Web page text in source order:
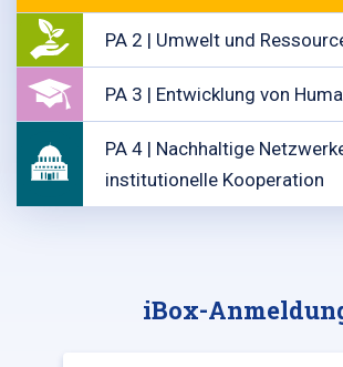
PA 2 | Umwelt und
PA 3 | Entwicklung von
PA 4 | Nachhaltige
institutionelle Kooperation
iBox-